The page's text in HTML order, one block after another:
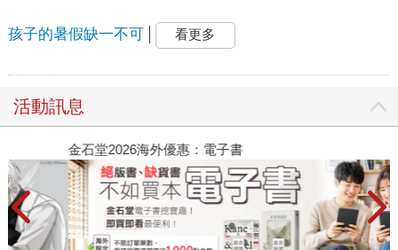
孩子的暑假缺一不可 看更多
活動訊息
金石堂2026海外優惠：電子書